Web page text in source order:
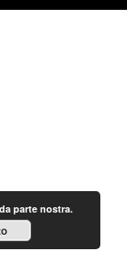
parte nostra.